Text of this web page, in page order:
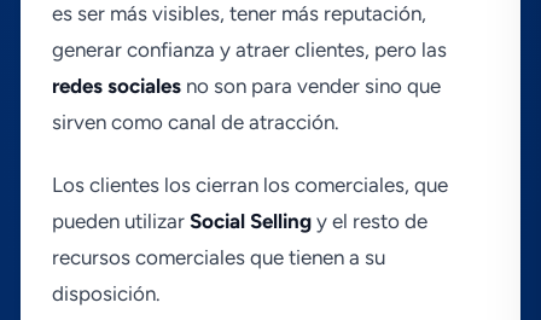
es ser más visibles, tener más reputación,
generar confianza y atraer clientes, pero las
redes sociales no son para vender sino que
sirven como canal de atracción.
Los clientes los cierran los comerciales, que
pueden utilizar Social Sellingy el resto de
recursos comerciales que tienen a su
disposición.